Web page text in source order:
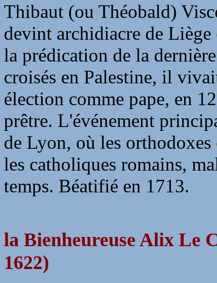
Thibaut (ou Théobald)
devint archidiacre de
la prédication de la
croisés en Palestine, il
élection comme pape, en
prêtre. L'événement
de Lyon, où les
les catholiques romains,
temps. Béatifié en 1713.
la Bienheureuse Alix Le
1622)